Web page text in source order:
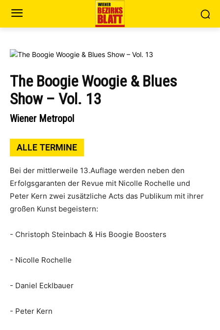
The Boogie Woogie & Blues
Show – Vol. 13
Wiener Metropol
ALLE TERMINE
Bei der mittlerweile 13.Auflage werden neben den
Erfolgsgaranten der Revue mit Nicolle Rochelle und
Peter Kern zwei zusätzliche Acts das Publikum mit ihrer
großen Kunst begeistern:
- Christoph Steinbach & His Boogie Boosters
- Nicolle Rochelle
- Daniel Ecklbauer
- Peter Kern